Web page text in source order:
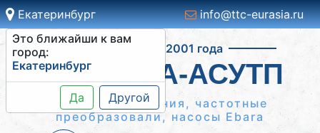
Екатеринбург
Это ближайши к вам
город:
Екатеринбург
Да Другой
info@ttc-eurasia.ru
Работаем с 2001 года
СИСТЕМА-АСУТП
Шкафы управления, частотные
преобразовали, насосы Ebara